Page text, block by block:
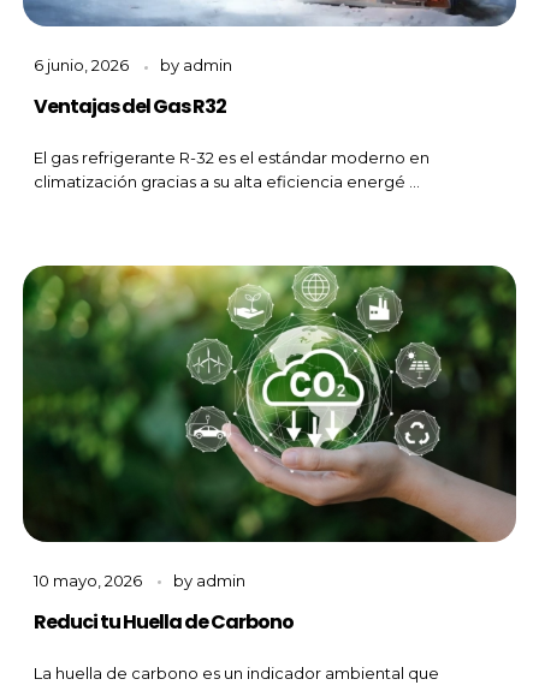
6 junio, 2026 by admin
Ventajas del Gas R32
El gas refrigerante R-32 es el estándar moderno en
climatización gracias a su alta eficiencia energé ...
10 mayo, 2026 by admin
Reduci tu Huella de Carbono
La huella de carbono es un indicador ambiental que